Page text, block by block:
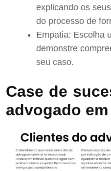
explicando os
do processo de
Empatia: Escolha
demonstre
seu caso.
Case de
advogado